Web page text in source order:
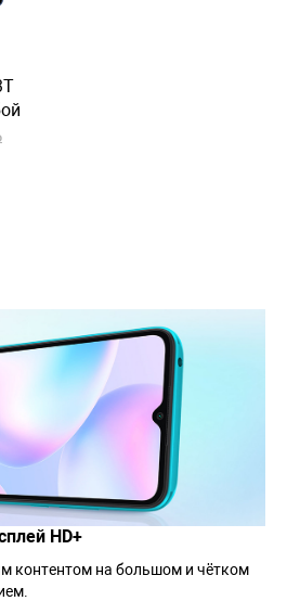
HD+
контентом на большом и чётком